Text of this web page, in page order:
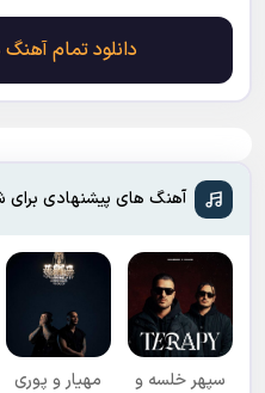
دانلود تمام آهنگ های سجاد
آهنگ های پیشنهادی برای
سپهر خلسه و
مهیار و پوری